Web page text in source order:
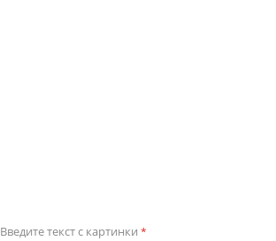
Введите текст с картинки *